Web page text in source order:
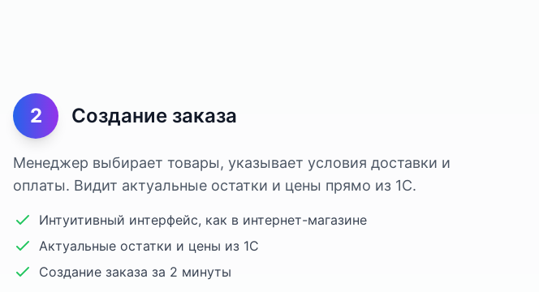
2 Создание заказа
Менеджер выбирает товары, указывает условия доставки и
оплаты. Видит актуальные остатки и цены прямо из 1С.
Интуитивный интерфейс, как в интернет-магазине
Актуальные остатки и цены из 1С
Создание заказа за 2 минуты